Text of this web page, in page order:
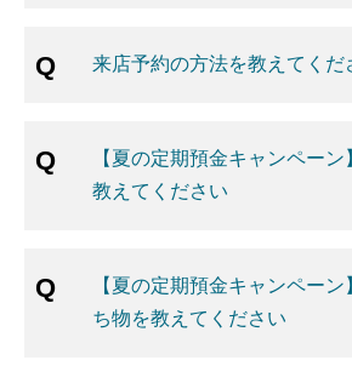
来店予約の方法を教えてくだ
【夏の定期預金キャンペー
教えてください
【夏の定期預金キャンペー
ち物を教えてください